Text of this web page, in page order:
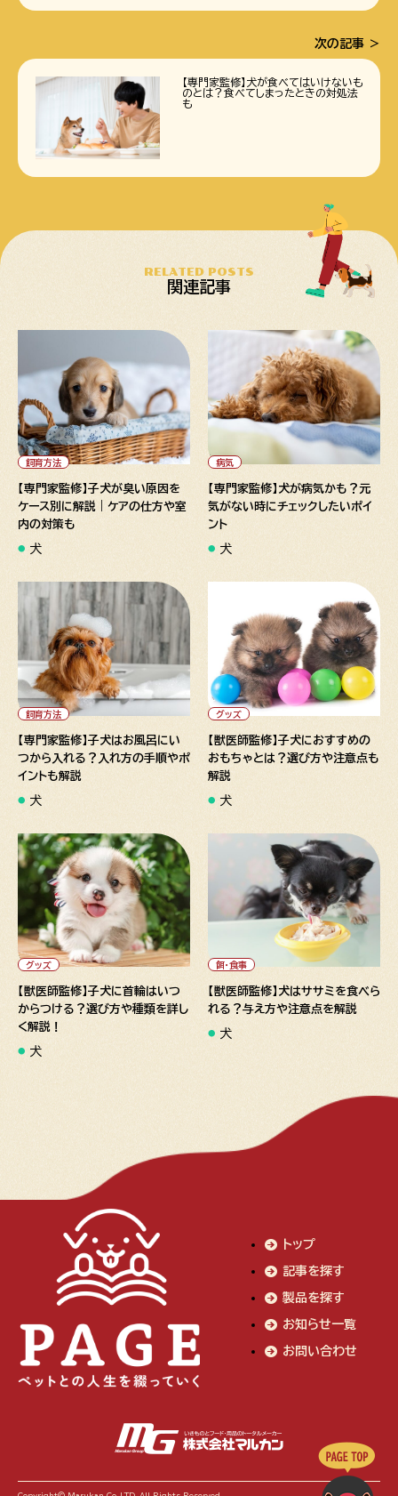
次の記事
【専門家監修】犬が食べてはいけないも
のとは？食べてしまったときの対処法
も
RELATED POSTS
関連記事
" alt="【専門家監修】子犬が臭
い原因をケース別に解説｜ケア
の仕方や室内の対策も">
飼育方法
【専門家監修】子犬が臭い原因を
ケース別に解説｜ケアの仕方や室
内の対策も
犬
" alt="【専門家監修】犬が病気
かも？元気がない時にチェック
したいポイント">
病気
【専門家監修】犬が病気かも？元
気がない時にチェックしたいポイ
ント
犬
" alt="【専門家監修】子犬はお
風呂にいつから入れる？入れ方
の手順やポイントも解説">
飼育方法
【専門家監修】子犬はお風呂にい
つから入れる？入れ方の手順やポ
イントも解説
犬
" alt="【獣医師監修】子犬にお
すすめのおもちゃとは？選び方
や注意点も解説">
グッズ
【獣医師監修】子犬におすすめの
おもちゃとは？選び方や注意点も
解説
犬
" alt="【獣医師監修】子犬に首
輪はいつからつける？選び方や
種類を詳しく解説！">
グッズ
【獣医師監修】子犬に首輪はいつ
からつける？選び方や種類を詳し
く解説！
犬
" alt="【獣医師監修】犬はササ
ミを食べられる？与え方や注意
点を解説">
餌・食事
【獣医師監修】犬はササミを食べら
れる？与え方や注意点を解説
犬
トップ
記事を探す
製品を探す
お知らせ一覧
お問い合わせ